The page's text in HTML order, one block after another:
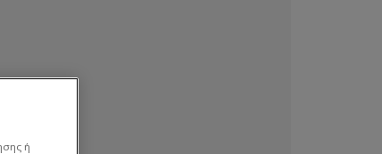
ή